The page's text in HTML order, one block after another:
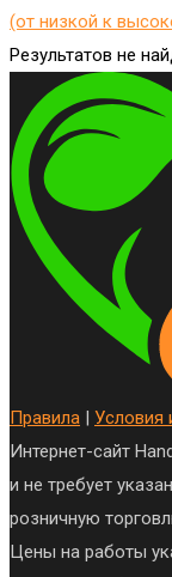
(от низкой к
Результатов не
Правила | Условия
Интернет-сайт
и не требует
розничную
Цены на работы